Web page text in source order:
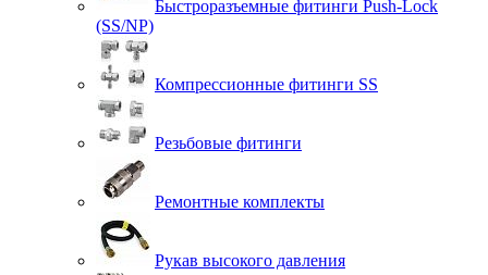
Быстроразъемные фитинги Push-Lock
(SS/NP)
Компрессионные фитинги SS
Резьбовые фитинги
Ремонтные комплекты
Рукав высокого давления